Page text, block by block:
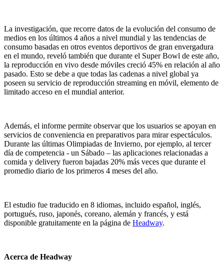
La investigación, que recorre datos de la evolución del consumo de
medios en los últimos 4 años a nivel mundial y las tendencias de
consumo basadas en otros eventos deportivos de gran envergadura
en el mundo, reveló también que durante el Super Bowl de este año,
la reproducción en vivo desde móviles creció 45% en relación al año
pasado. Esto se debe a que todas las cadenas a nivel global ya
poseen su servicio de reproducción streaming en móvil, elemento de
limitado acceso en el mundial anterior.
Además, el informe permite observar que los usuarios se apoyan en
servicios de conveniencia en preparativos para mirar espectáculos.
Durante las últimas Olimpiadas de Invierno, por ejemplo, al tercer
día de competencia - un Sábado – las aplicaciones relacionadas a
comida y delivery fueron bajadas 20% más veces que durante el
promedio diario de los primeros 4 meses del año.
El estudio fue traducido en 8 idiomas, incluido español, inglés,
portugués, ruso, japonés, coreano, alemán y francés, y está
disponible gratuitamente en la página de Headway.
Acerca de Headway